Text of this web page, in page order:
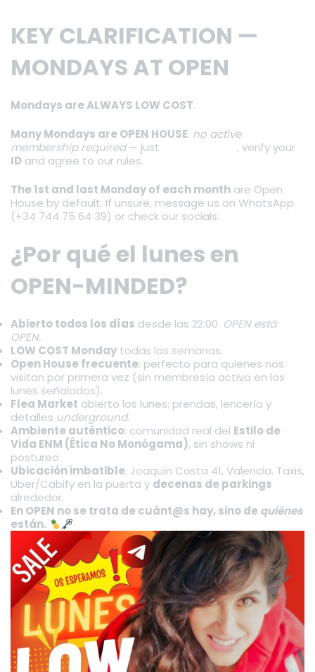
KEY CLARIFICATION —
MONDAYS AT OPEN
Mondays are ALWAYS LOW COST.
Many Mondays are OPEN HOUSE: no active
membership required— just
, verify your
ID and agree to our rules.
The 1st and last Monday of each month are Open
House by default. If unsure, message us on WhatsApp
(+34 744 75 64 39) or check our socials.
¿Por qué el lunes en
OPEN-MINDED?
Abierto todos los días desde las 22:00. OPEN está
OPEN.
LOW COST Monday todas las semanas.
Open House frecuente: perfecto para quienes nos
visitan por primera vez (sin membresía activa en los
lunes señalados).
Flea Market abierto los lunes: prendas, lencería y
detalles underground.
Ambiente auténtico: comunidad real del Estilo de
Vida ENM (Ética No Monógama), sin shows ni
postureo.
Ubicación imbatible: Joaquín Costa 41, Valencia. Taxis,
Uber/Cabify en la puerta y decenas de parkings
alrededor.
En OPEN no se trata de cuánt@s hay, sino dequiénes
están.